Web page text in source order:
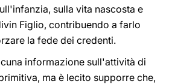
sulla vita nascosta e
Figlio, contribuendo a farlo
la fede dei credenti.
informazione sull'attività di
ma è lecito supporre che,